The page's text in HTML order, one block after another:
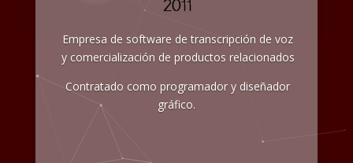
Empresa de software de transcripción de voz
y comercialización de productos relacionados
Contratado como programador y diseñador
gráfico.